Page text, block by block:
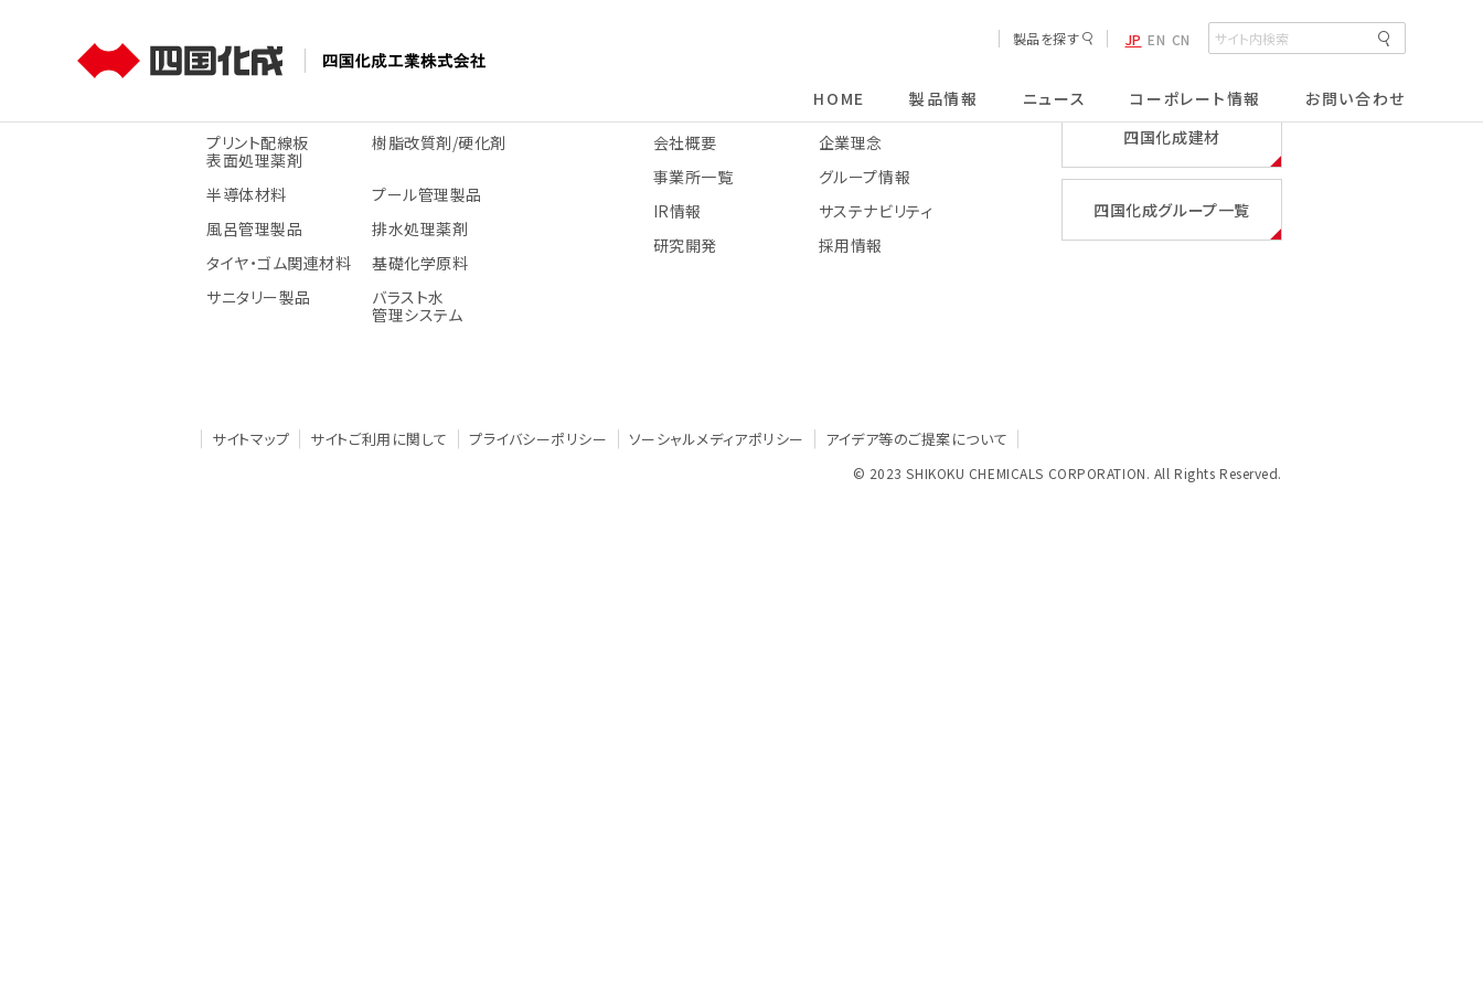
製品を探す JP EN CN
HOME 製品情報
製品情報 製品情報INDEX
プリント配線板表面処理薬剤 樹脂改質剤/硬化剤
半導体材料
風呂管理製品
ニュース コーポレート情報
コーポレート情報
[四国化成ホールディングス]
コーポレート情報INDEX
グループ情報
IR情報
サステナビリティ
お問い合わせ
四国化成工業株式会社
プリント配線板
表面処理薬剤
樹脂改質剤/硬化剤
半導体材料
プール管理製品
風呂管理製品
排水処理薬剤
タイヤ・ゴム関連材料
基礎化学原料
サニタリー製品
バラスト水
管理システム
会社概要
企業理念
事業所一覧
グループ情報
IR情報
サステナビリティ
研究開発
採用情報
四国化成建材
四国化成グループ一覧
サイトマップ サイトご利用に関して プライバシーポリシー ソーシャルメディアポリシー アイデア等のご提案について
© 2023 SHIKOKU CHEMICALS CORPORATION. All Rights Reserved.